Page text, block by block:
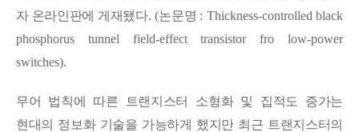
자 온라인판에 게재됐다. (논문명 : Thickness-controlled black
phosphorus tunnel field-effect transistor fro low-power
switches).
무어 법칙에 따른 트랜지스터 소형화 및 집적도 증가는
현대의 정보화 기술을 가능하게 했지만 최근 트랜지스터의